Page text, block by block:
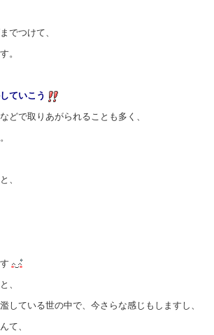
でつけて、
。
ていこう
どで取りあがられることも多く、
、
、
している世の中で、今さらな感じもしますし、
て、